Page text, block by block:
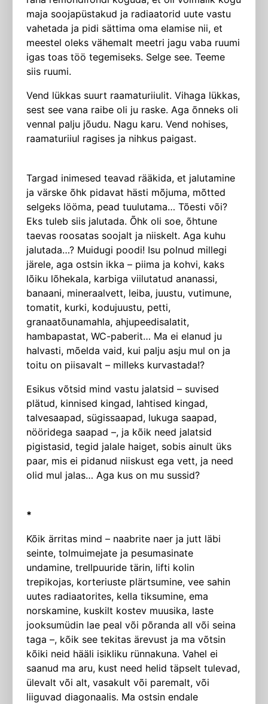
maja soojapüstakud ja radiaatorid uute vastu
vahetada ja pidi sättima oma elamise nii, et
meestel oleks vähemalt meetri jagu vaba ruumi
igas toas töö tegemiseks. Selge see. Teeme
siis ruumi.
Vend lükkas suurt raamaturiiulit. Vihaga lükkas,
sest see vana raibe oli ju raske. Aga õnneks oli
vennal palju jõudu. Nagu karu. Vend nohises,
raamaturiiul ragises ja nihkus paigast.
Targad inimesed teavad rääkida, et jalutamine
ja värske õhk pidavat hästi mõjuma, mõtted
selgeks lööma, pead tuulutama… Tõesti või?
Eks tuleb siis jalutada. Õhk oli soe, õhtune
taevas roosatas soojalt ja niiskelt. Aga kuhu
jalutada…? Muidugi poodi! Isu polnud millegi
järele, aga ostsin ikka – piima ja kohvi, kaks
lõiku lõhekala, karbiga viilutatud ananassi,
banaani, mineraalvett, leiba, juustu, vutimune,
tomatit, kurki, kodujuustu, petti,
granaatõunamahla, ahjupeedisalatit,
hambapastat, WC-paberit… Ma ei elanud ju
halvasti, mõelda vaid, kui palju asju mul on ja
toitu on piisavalt – milleks kurvastada!?
Esikus võtsid mind vastu jalatsid – suvised
plätud, kinnised kingad, lahtised kingad,
talvesaapad, sügissaapad, lukuga saapad,
nööridega saapad –, ja kõik need jalatsid
pigistasid, tegid jalale haiget, sobis ainult üks
paar, mis ei pidanud niiskust ega vett, ja need
olid mul jalas… Aga kus on mu sussid?
*
Kõik ärritas mind – naabrite naer ja jutt läbi
seinte, tolmuimejate ja pesumasinate
undamine, trellpuuride tärin, lifti kolin
trepikojas, korteriuste plärtsumine, vee sahin
uutes radiaatorites, kella tiksumine, ema
norskamine, kuskilt kostev muusika, laste
jooksumüdin lae peal või põranda all või seina
taga –, kõik see tekitas ärevust ja ma võtsin
kõiki neid hääli isikliku rünnakuna. Vahel ei
saanud ma aru, kust need helid täpselt tulevad,
ülevalt või alt, vasakult või paremalt, või
liiguvad diagonaalis. Ma ostsin endale